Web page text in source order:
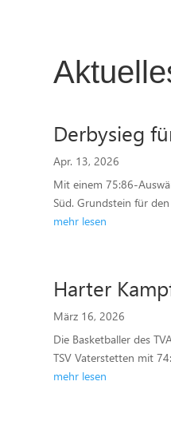
Derbysieg
Apr. 13, 2026
Mit einem 75:86-
Süd. Grundstein für
mehr lesen
Harter
März 16, 2026
Die Basketballer des
TSV Vaterstetten mit
mehr lesen